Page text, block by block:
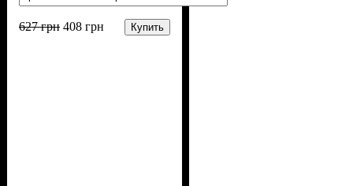
627грн 408 грн Купить